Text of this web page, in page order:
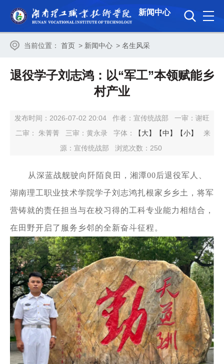
新闻中心
当前位置： 首页 > 新闻中心 > 名生风采
退役学子刘志鸿：以“军工”本领赋能乡
村产业
发布时间：2026-07-02 20:04 作者：宣传统战部 一审： 谢旺
二审：
朱菁菁 三审： 黄永录 字体： 【大】 【中】 【小】
来
源：宣传统战部
浏览次数： 250
从深蓝战舰驶向阡陌良田，湘潭00后退役军人、
湖南理工职业技术学院学子刘志鸿扎根家乡乡土，将军
营铸就的责任担当与在校习得的工科专业能力相结合，
在田野开启了服务乡邻的全新奋斗征程。